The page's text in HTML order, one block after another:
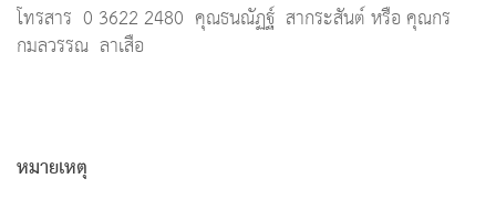
โทรสาร 0 3622 2480 คุณธนณัฏฐ์ สากระสันต์ หรือ คุณกร
กมลวรรณ ลาเสือ
หมายเหตุ